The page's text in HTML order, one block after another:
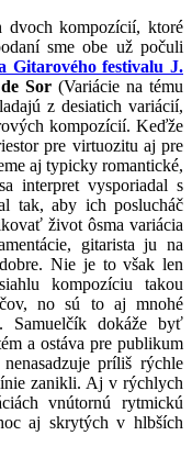
dvoch kompozícií, ktoré
sme obe už počuli
Gitarového festivalu J.
Sor (Variácie na tému
z desiatich variácií,
kompozícií. Keďže
pre virtuozitu aj pre
aj typicky romantické,
interpret vysporiadal s
tak, aby ich poslucháč
život ôsma variácia
gitarista ju na
Nie je to však len
kompozíciu takou
no sú to aj mnohé
Samuelčík dokáže byť
a ostáva pre publikum
príliš rýchle
zanikli. Aj v rýchlych
vnútornú rytmickú
aj skrytých v hlbších